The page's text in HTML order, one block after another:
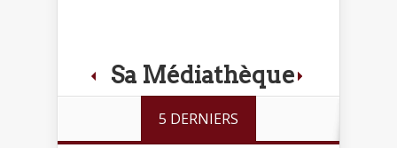
Sa Médiathèque
5 DERNIERS